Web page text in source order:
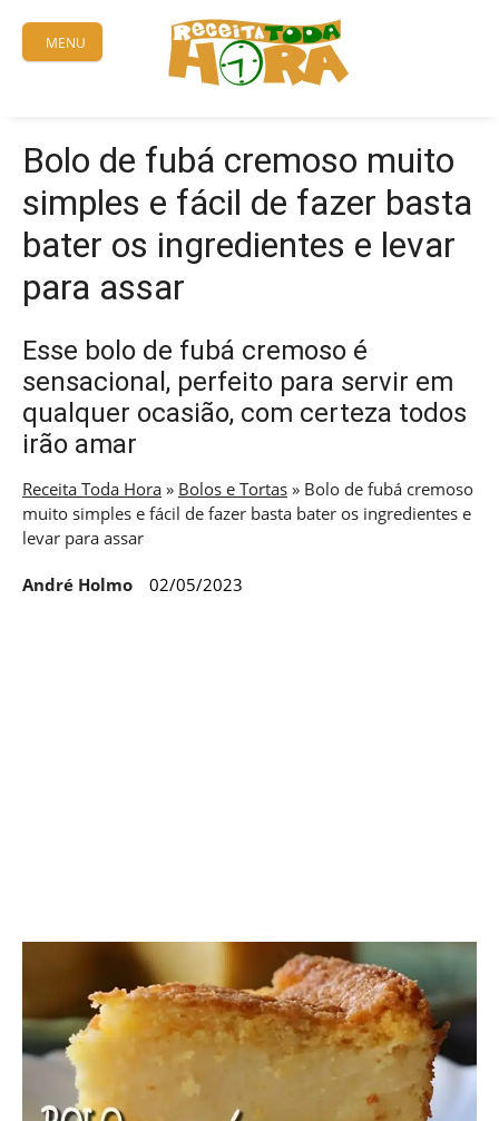
content
MENU
Bolo de fubá cremoso muito
simples e fácil de fazer basta
bater os ingredientes e levar
para assar
Esse bolo de fubá cremoso é
sensacional, perfeito para servir em
qualquer ocasião, com certeza todos
irão amar
Receita Toda Hora » Bolos e Tortas » Bolo de fubá cremoso
muito simples e fácil de fazer basta bater os ingredientes e
levar para assar
André Holmo 02/05/2023